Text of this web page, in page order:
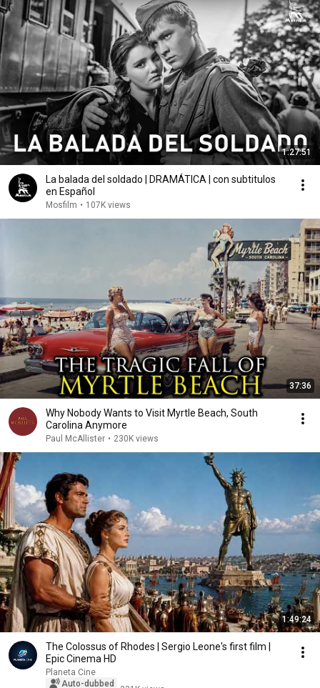
1:27:51
La balada del soldado | DRAMÁTICA | con subtitulos
en Español
Mosfilm • 107K views
37:36
Why Nobody Wants to Visit Myrtle Beach, South
Carolina Anymore
Paul McAllister • 230K views
1:49:24
The Colossus of Rhodes | Sergio Leone's first film |
Epic Cinema HD
Planeta Cine
Auto-dubbed